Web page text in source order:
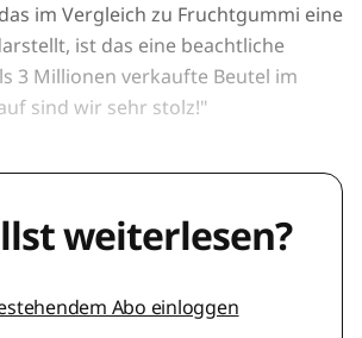
im Vergleich zu Fruchtgummi eine
ist das eine beachtliche
3 Millionen verkaufte Beutel im
sind wir sehr stolz!"
weiterlesen?
Abo einloggen